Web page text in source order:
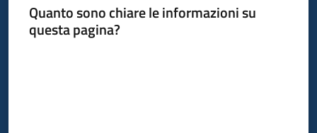
Quanto sono chiare le informazioni su
questa pagina?